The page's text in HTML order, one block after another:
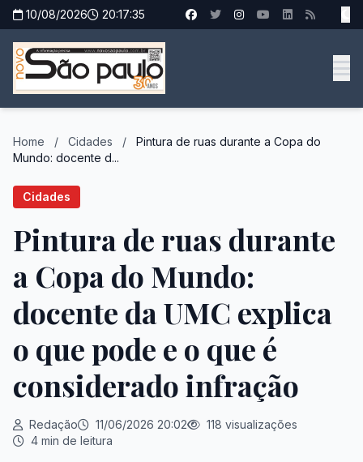
10/08/2026 20:17:36
Home / Cidades /
Pintura de ruas durante a Copa do
Mundo: docente d...
Cidades
Pintura de ruas durante
a Copa do Mundo:
docente da UMC explica
o que pode e o que é
considerado infração
Redação 11/06/2026 20:02
118 visualizações
4 min de leitura